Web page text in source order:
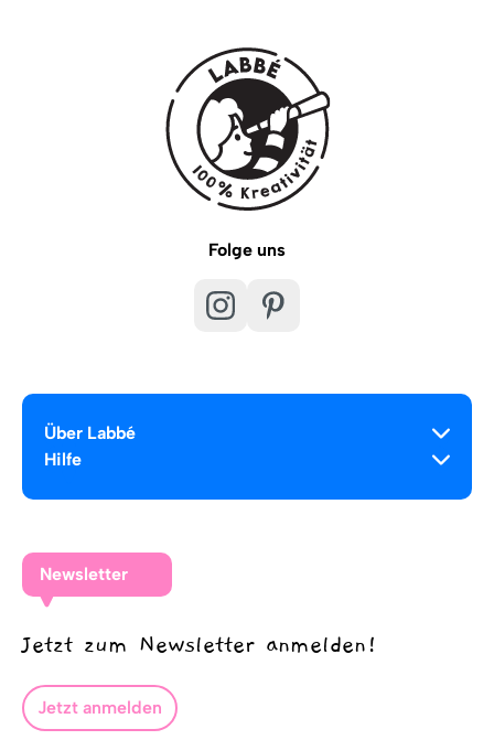
Folge uns
Über Labbé
Hilfe
Newsletter
Jetzt zum Newsletter anmelden!
Jetzt anmelden